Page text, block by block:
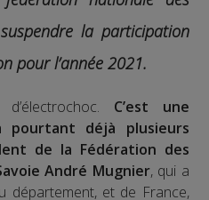
la participation
pour l’année 2021.
C’est une
déjà plusieurs
de la Fédération des
André Mugnier, qui a
département, et de France,